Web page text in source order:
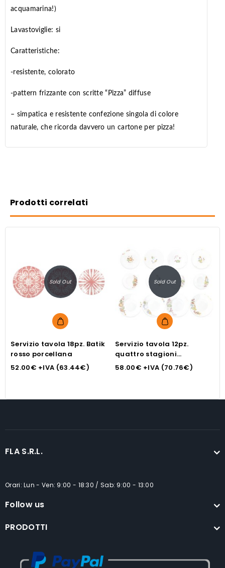
acquamarina!)
Lavastoviglie: si
Caratteristiche:
-resistente, colorato
-pattern frizzante con scritte “Pizza” diffuse
– simpatica e resistente confezione singola di colore
naturale, che ricorda davvero un cartone per pizza!
Prodotti correlati
Sold Out
Servizio tavola 18pz. Batik
rosso porcellana
52.00€ +IVA (63.44€)
Sold Out
Servizio tavola 12pz.
quattro stagioni
porcellana
58.00€ +IVA (70.76€)
FLA S.R.L.
Orari: Lun - Ven: 9:00 - 18:30 / Sab: 9:00 - 13:00
Follow us
PRODOTTI